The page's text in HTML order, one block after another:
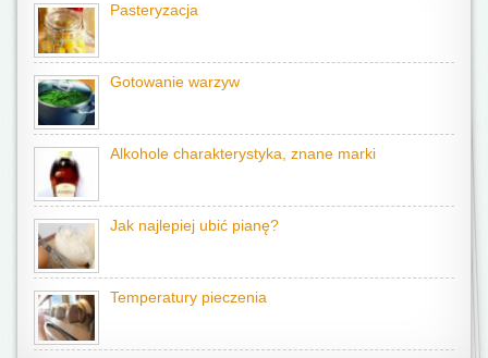
Pasteryzacja
Gotowanie warzyw
Alkohole charakterystyka, znane marki
Jak najlepiej ubić pianę?
Temperatury pieczenia